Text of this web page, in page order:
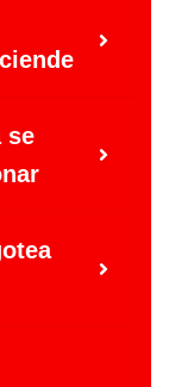
se